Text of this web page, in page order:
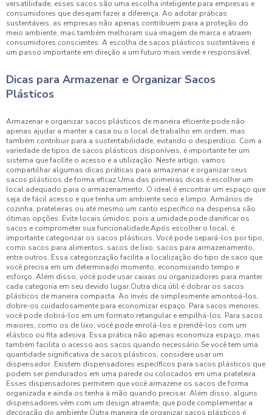
versatilidade, esses sacos são uma escolha inteligente para empresas e
consumidores que desejam fazer a diferença. Ao adotar práticas
sustentáveis, as empresas não apenas contribuem para a proteção do
meio ambiente, mas também melhoram sua imagem de marca e atraem
consumidores conscientes. A escolha de sacos plásticos sustentáveis é
um passo importante em direção a um futuro mais verde e responsável.
Dicas para Armazenar e Organizar Sacos
Plásticos
Armazenar e organizar sacos plásticos de maneira eficiente pode não
apenas ajudar a manter a casa ou o local de trabalho em ordem, mas
também contribuir para a sustentabilidade, evitando o desperdício. Com a
variedade de tipos de sacos plásticos disponíveis, é importante ter um
sistema que facilite o acesso e a utilização. Neste artigo, vamos
compartilhar algumas dicas práticas para armazenar e organizar seus
sacos plásticos de forma eficaz.Uma das primeiras dicas é escolher um
local adequado para o armazenamento. O ideal é encontrar um espaço que
seja de fácil acesso e que tenha um ambiente seco e limpo. Armários de
cozinha, prateleiras ou até mesmo um canto específico na despensa são
ótimas opções. Evite locais úmidos, pois a umidade pode danificar os
sacos e comprometer sua funcionalidade.Após escolher o local, é
importante categorizar os sacos plásticos. Você pode separá-los por tipo,
como sacos para alimentos, sacos de lixo, sacos para armazenamento,
entre outros. Essa categorização facilita a localização do tipo de saco que
você precisa em um determinado momento, economizando tempo e
esforço. Além disso, você pode usar caixas ou organizadores para manter
cada categoria em seu devido lugar.Outra dica útil é dobrar os sacos
plásticos de maneira compacta. Ao invés de simplesmente amontoá-los,
dobre-os cuidadosamente para economizar espaço. Para sacos menores,
você pode dobrá-los em um formato retangular e empilhá-los. Para sacos
maiores, como os de lixo, você pode enrolá-los e prendê-los com um
elástico ou fita adesiva. Essa prática não apenas economiza espaço, mas
também facilita o acesso aos sacos quando necessário.Se você tem uma
quantidade significativa de sacos plásticos, considere usar um
dispensador. Existem dispensadores específicos para sacos plásticos que
podem ser pendurados em uma parede ou colocados em uma prateleira.
Esses dispensadores permitem que você armazene os sacos de forma
organizada e ainda os tenha à mão quando precisar. Além disso, alguns
dispensadores vêm com um design atraente, que pode complementar a
decoração do ambiente.Outra maneira de organizar sacos plásticos é